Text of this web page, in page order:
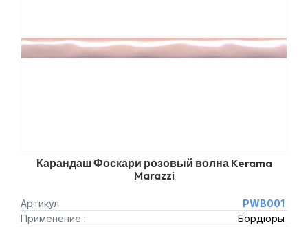
Карандаш Фоскари розовый волна Kerama
Marazzi
Артикул
PWB001
Применение :
Бордюры